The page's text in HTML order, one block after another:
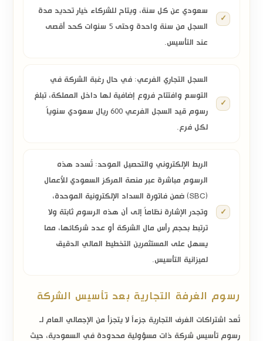
سعودي عن كل سنة، ويتاح للشركاء خيار تحديد مدة
السجل من سنة واحدة وحتى 5 سنوات كحد أقصى
عند التأسيس.
السجل التجاري الفرعي: في حال رغبة الشركة في
التوسع وافتتاح فروع إضافية لها داخل المملكة، تبلغ
رسوم قيد السجل الفرعي 600 ريال سعودي سنوياً
لكل فرع.
الربط الإلكتروني والتحصيل الموحد: تُسدد هذه
الرسوم مباشرة عبر منصة المركز السعودي للأعمال
(SBC)
ضمن فاتورة السداد الإلكترونية الموحدة،
وتجدر الإشارة نظاماً إلى أن هذه الرسوم ثابتة ولا
ترتبط بحجم رأس مال الشركة أو عدد شركائها، مما
يسهل على المستثمرين التخطيط المالي الدقيق
لميزانية التأسيس.
رسوم الغرفة التجارية بعد تأسيس الشركة
تُعد اشتراكات الغرف التجارية جزءاً لا يتجزأ من الإجمالي العام لـ
رسوم تأسيس شركة ذات مسؤولية محدودة في السعودية، حيث